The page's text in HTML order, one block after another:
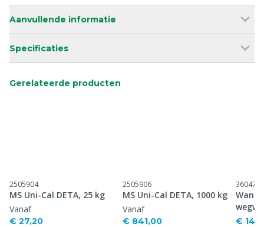
Aanvullende informatie
Specificaties
Gerelateerde producten
2505904
MS Uni-Cal DETA, 25 kg
Vanaf
€ 27,20
2505906
MS Uni-Cal DETA, 1000 kg
Vanaf
€ 841,00
3604700
€